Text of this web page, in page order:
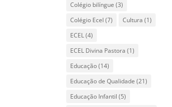
Colégio bilíngue (3)
Colégio Ecel (7) Cultura (1)
ECEL(4)
ECEL Divina Pastora (1)
Educação(14)
Educação de Qualidade (21)
Educação Infantil (5)